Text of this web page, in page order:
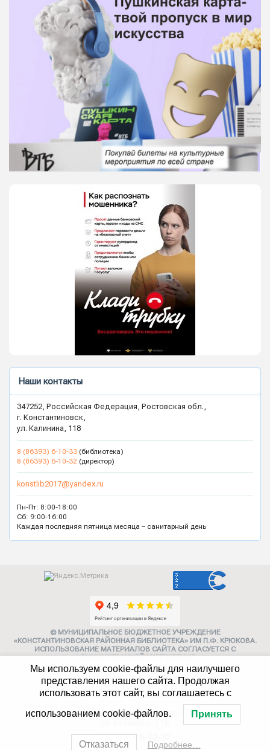
Наши контакты
347252, Российская Федерация, Ростовская обл.,
г. Константиновск,
ул. Калинина, 118
8 (86393) 6-10-33 (библиотека)
8 (86393) 6-10-32 (директор)
konstlib2017@yandex.ru
Пн-Пт: 8:00-18:00
Сб: 9:00-16:00
Каждая последняя пятница месяца – санитарный день
Мы используем cookie-файлы для наилучшего
представления нашего сайта. Продолжая
использовать этот сайт, вы соглашаетесь с
использованием cookie-файлов. Принять
Отказаться Подробнее…
© МУНИЦИПАЛЬНОЕ БЮДЖЕТНОЕ УЧРЕЖДЕНИЕ
«КОНСТАНТИНОВСКАЯ РАЙОННАЯ БИБЛИОТЕКА» ИМ П.Ф. КРЮКОВА.
ИСПОЛЬЗОВАНИЕ МАТЕРИАЛОВ САЙТА СОГЛАСУЕТСЯ С
АДМИНИСТРАЦИЕЙ УЧРЕЖДЕНИЯ
Карта сайта
Политика конфиденциальности
347252, г. Константиновск,
8 (86393) 6-10-32